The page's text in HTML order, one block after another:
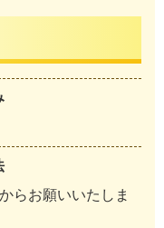
らお願いいたしま